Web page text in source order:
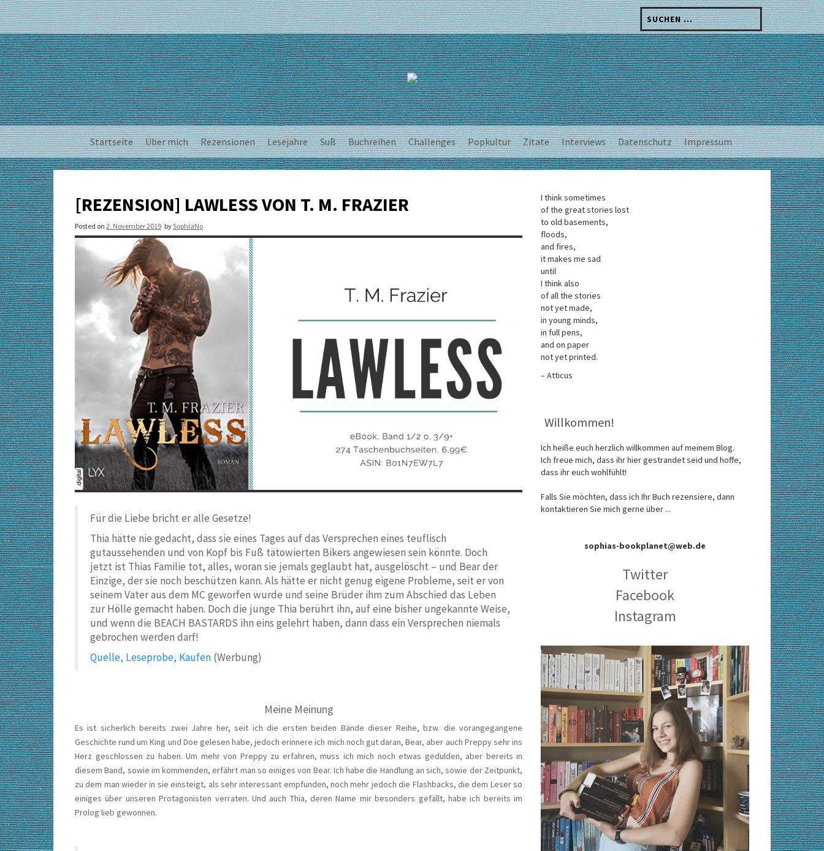
Skip
to
content
Suchen
nach:
Startseite Über mich Rezensionen Lesejahre SuB Buchreihen Challenges Popkultur Zitate Interviews Datenschutz Impressum
[REZENSION] LAWLESS VON T. M. FRAZIER
Posted on 2. November 2019 bySophiaNo
Für die Liebe bricht er alle Gesetze!
Thia hätte nie gedacht, dass sie eines Tages auf das Versprechen eines teuflisch
gutaussehenden und von Kopf bis Fuß tätowierten Bikers angewiesen sein könnte. Doch
jetzt ist Thias Familie tot, alles, woran sie jemals geglaubt hat, ausgelöscht – und Bear der
Einzige, der sie noch beschützen kann. Als hätte er nicht genug eigene Probleme, seit er von
seinem Vater aus dem MC geworfen wurde und seine Brüder ihm zum Abschied das Leben
zur Hölle gemacht haben. Doch die junge Thia berührt ihn, auf eine bisher ungekannte Weise,
und wenn die BEACH BASTARDS ihn eins gelehrt haben, dann dass ein Versprechen niemals
gebrochen werden darf!
Quelle, Leseprobe, Kaufen (Werbung)
Meine Meinung
Es ist sicherlich bereits zwei Jahre her, seit ich die ersten beiden Bände dieser Reihe, bzw. die vorangegangene
Geschichte rund um King und Doe gelesen habe, jedoch erinnere ich mich noch gut daran, Bear, aber auch Preppy sehr ins
Herz geschlossen zu haben. Um mehr von Preppy zu erfahren, muss ich mich noch etwas gedulden, aber bereits in
diesem Band, sowie im kommenden, erfährt man so einiges von Bear. Ich habe die Handlung an sich, sowie der Zeitpunkt,
zu dem man wieder in sie einsteigt, als sehr interessant empfunden, noch mehr jedoch die Flashbacks, die dem Leser so
einiges über unseren Protagonisten verraten. Und auch Thia, deren Name mir besonders gefällt, habe ich bereits im
Prolog lieb gewonnen.
I think sometimes
of the great stories lost
to old basements,
floods,
and fires,
it makes me sad
until
I think also
of all the stories
not yet made,
in young minds,
in full pens,
and on paper
not yet printed.
– Atticus
Willkommen!
Ich heiße euch herzlich willkommen auf meinem Blog.
Ich freue mich, dass ihr hier gestrandet seid und hoffe,
dass ihr euch wohlfühlt!
Falls Sie möchten, dass ich Ihr Buch rezensiere, dann
kontaktieren Sie mich gerne über ...
sophias-bookplanet@web.de
Twitter
Facebook
Instagram